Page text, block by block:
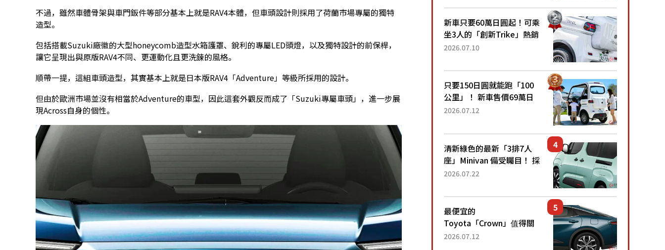
不過，雖然車體骨架與車門鈑件等部分基本上就是RAV4本體，但車頭設計則採用了荷蘭市場專屬的獨特
造型。
包括搭載Suzuki廠徽的大型honeycomb造型水箱護罩、銳利的專屬LED頭燈，以及獨特設計的前保桿，
讓它呈現出與原版RAV4不同、更運動化且更洗鍊的風格。
順帶一提，這組車頭造型，其實基本上就是日本版RAV4「Adventure」等級所採用的設計。
但由於歐洲市場並沒有相當於Adventure的車型，因此這套外觀反而成了「Suzuki專屬車頭」，進一步展
現Across自身的個性。
已陸續開始出口的新款
「B...
新車只要60萬日圓起！可乘
坐3人的「創新Trike」熱銷
大賣成為人氣車款！「養車
日圓就能跑100公里」「小
朋友坐得...
2026.07.10
只要150日圓就能跑「100
公里」！ 新車售價69萬日
圓的「3人座」Trike大受歡
為何能迅速熱賣？
2026.07.12
清新綠色的最新「3排7人
座」Minivan 備受矚目！ 採
用全長4.7公尺剛剛好的車
還推出467萬元日圓起的5
人座版...
2026.07.22
最便宜的
Toyota「Crown」值得關
注！ 搭載4WD、每公升
2026.07.12